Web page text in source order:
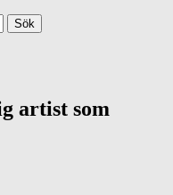
artist som